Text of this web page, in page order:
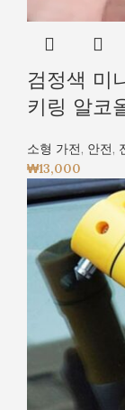
검정색 미
키링 알코
소형 가전, 안전,
₩13,000